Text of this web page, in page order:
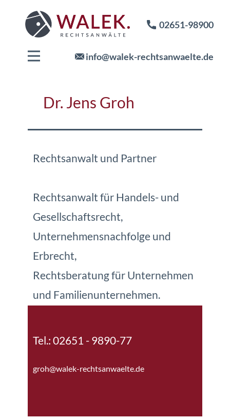
02651-98900
info@walek-rechtsanwaelte.de
Dr. Jens Groh
Rechtsanwalt und Partner
Rechtsanwalt für Handels- und
Gesellschaftsrecht,
Unternehmensnachfolge und
Erbrecht,
Rechtsberatung für Unternehmen
und Familienunternehmen.
Tel.: 02651 - 9890-77
groh@walek-rechtsanwaelte.de